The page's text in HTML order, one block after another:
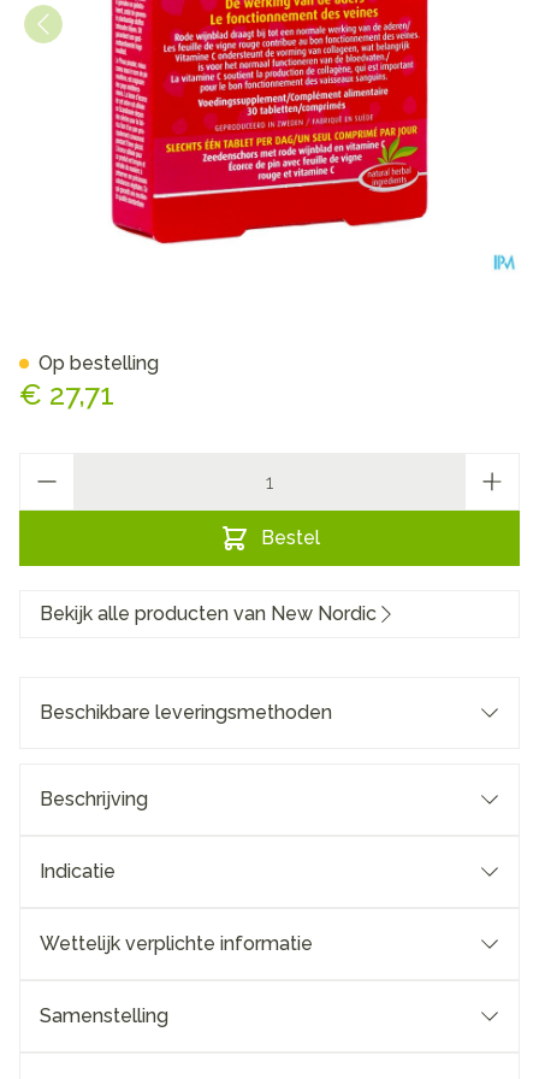
€ 27,71
Bestel
Op bestelling
Bekijk alle producten van New Nordic
Beschikbare leveringsmethoden
Beschrijving
Indicatie
Wettelijk verplichte informatie
Samenstelling